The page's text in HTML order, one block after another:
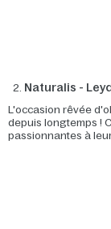
Naturalis -
L'occasion rêvée
depuis longtemps !
passionnantes à